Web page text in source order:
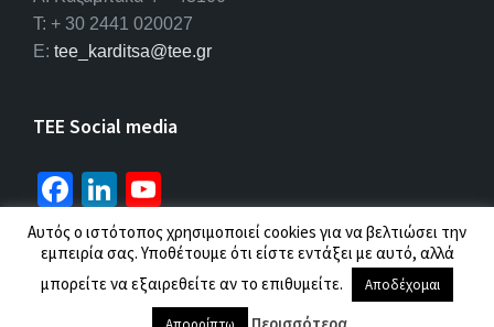
T: + 30 2441 020027
E: tee_karditsa@tee.gr
TEE Social media
Fa
ce
b
o
Li
n
ke
dI
u
T
u
© 2026 ΤΕΕ |Πολιτική προσωπικών δεδομένων
Αυτός ο ιστότοπος χρησιμοποιεί cookies για να βελτιώσει την
εμπειρία σας. Υποθέτουμε ότι είστε εντάξει με αυτό, αλλά
μπορείτε να εξαιρεθείτε αν το επιθυμείτε.
Αποδέχομαι